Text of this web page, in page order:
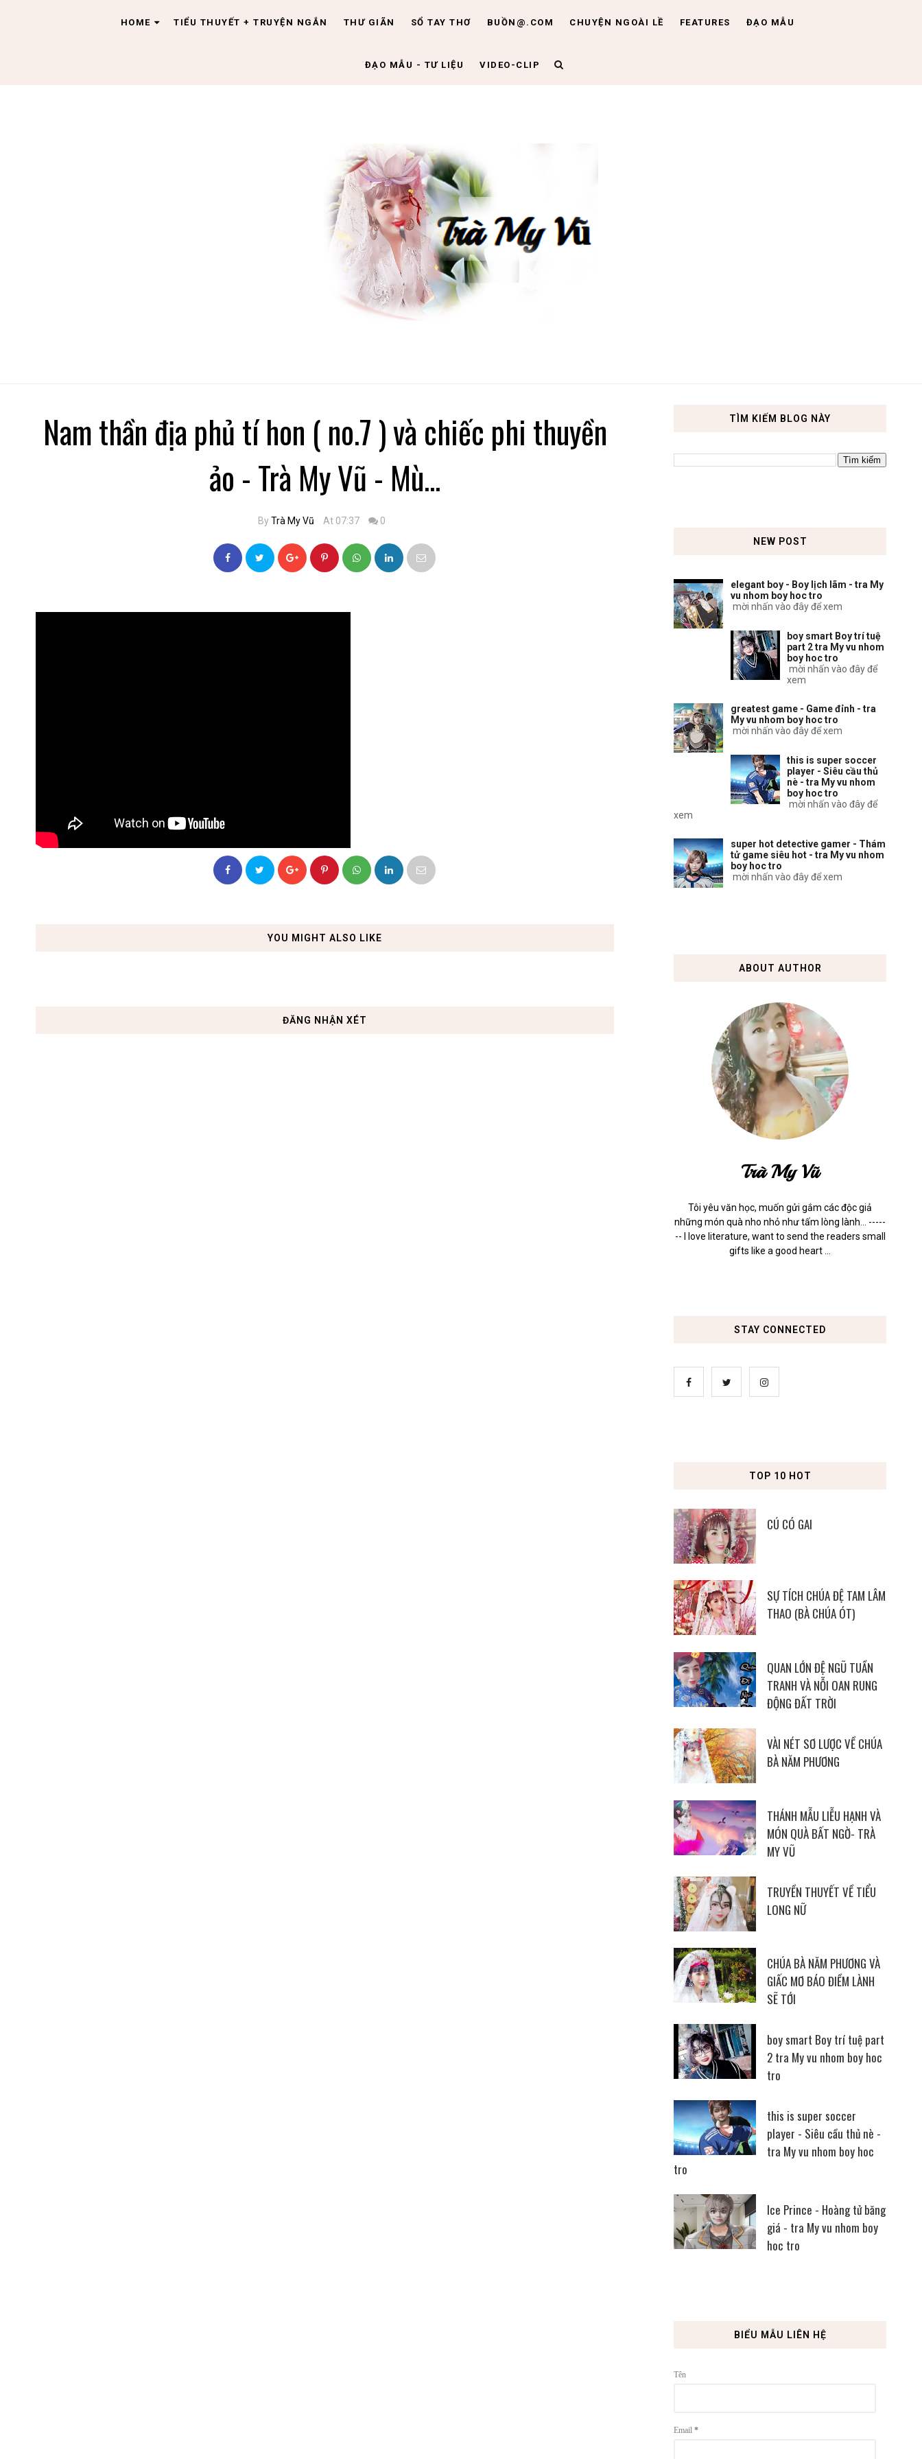
HOME TIỂU THUYẾT + TRUYỆN NGẮN THƯ GIÃN SỔ TAY THƠ BUỒN@.COM CHUYỆN NGOÀI LỀ FEATURES ĐẠO MẪU
ĐẠO MẪU - TƯ LIỆU VIDEO-CLIP
Nam thần địa phủ tí hon ( no.7 ) và chiếc phi thuyền
ảo - Trà My Vũ - Mù...
ByTrà My Vũ At 07:37 0
YOU MIGHT ALSO LIKE
ĐĂNG NHẬN XÉT
TÌM KIẾM BLOG NÀY
NEW POST
elegant boy - Boy lịch lãm - tra My
vu nhom boy hoc tro
mời nhấn vào đây để xem
boy smart Boy trí tuệ
part 2 tra My vu nhom
boy hoc tro
mời nhấn vào đây để
xem
greatest game - Game đỉnh - tra
My vu nhom boy hoc tro
mời nhấn vào đây để xem
this is super soccer
player - Siêu cầu thủ
nè - tra My vu nhom
boy hoc tro
mời nhấn vào đây để
xem
super hot detective gamer - Thám
tử game siêu hot - tra My vu nhom
boy hoc tro
mời nhấn vào đây để xem
ABOUT AUTHOR
Trà My Vũ
Tôi yêu văn học, muốn gửi gắm các độc giả
những món quà nho nhỏ như tấm lòng lành... -----
-- I love literature, want to send the readers small
gifts like a good heart ...
STAY CONNECTED
TOP 10 HOT
CÚ CÓ GAI
SỰ TÍCH CHÚA ĐỆ TAM LÂM
THAO (BÀ CHÚA ÓT)
QUAN LỚN ĐỆ NGŨ TUẦN
TRANH VÀ NỖI OAN RUNG
ĐỘNG ĐẤT TRỜI
VÀI NÉT SƠ LƯỢC VỀ CHÚA
BÀ NĂM PHƯƠNG
THÁNH MẪU LIỄU HẠNH VÀ
MÓN QUÀ BẤT NGỜ- TRÀ
MY VŨ
TRUYỀN THUYẾT VỀ TIỂU
LONG NỮ
CHÚA BÀ NĂM PHƯƠNG VÀ
GIẤC MƠ BÁO ĐIỀM LÀNH
SẼ TỚI
boy smart Boy trí tuệ part
2 tra My vu nhom boy hoc
tro
this is super soccer
player - Siêu cầu thủ nè -
tra My vu nhom boy hoc
tro
Ice Prince - Hoàng tử băng
giá - tra My vu nhom boy
hoc tro
BIỂU MẪU LIÊN HỆ
Tên
Email *